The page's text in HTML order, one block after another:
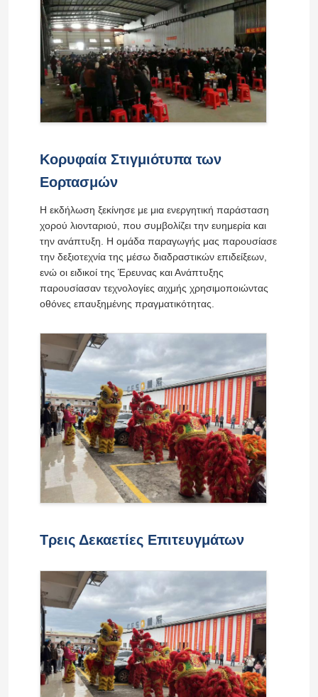
Κορυφαία Στιγμιότυπα των
Εορτασμών
Η εκδήλωση ξεκίνησε με μια ενεργητική παράσταση
χορού λιονταριού, που συμβολίζει την ευημερία και
την ανάπτυξη. Η ομάδα παραγωγής μας παρουσίασε
την δεξιοτεχνία της μέσω διαδραστικών επιδείξεων,
ενώ οι ειδικοί της Έρευνας και Ανάπτυξης
παρουσίασαν τεχνολογίες αιχμής χρησιμοποιώντας
οθόνες επαυξημένης πραγματικότητας.
Τρεις Δεκαετίες Επιτευγμάτων